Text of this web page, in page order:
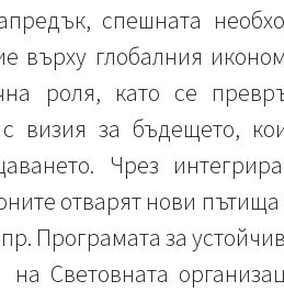
спешната
върху глобалния
роля, като се
визия за бъдещето,
Чрез
отварят нови
Програмата за
Световната